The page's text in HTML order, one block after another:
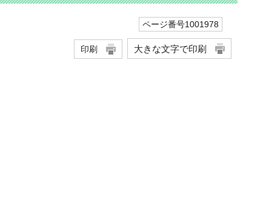
ページ番号1001978
印刷 大きな文字で印刷